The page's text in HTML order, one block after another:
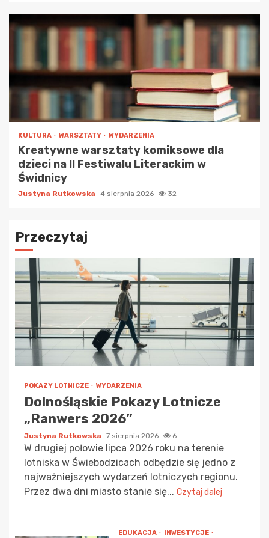
KULTURA WARSZTATY WYDARZENIA
Kreatywne warsztaty komiksowe dla
dzieci na II Festiwalu Literackim w
Świdnicy
Justyna Rutkowska 4 sierpnia 2026 32
Przeczytaj
POKAZY LOTNICZE WYDARZENIA
Dolnośląskie Pokazy Lotnicze
„Ranwers 2026”
Justyna Rutkowska 7 sierpnia 2026 6
W drugiej połowie lipca 2026 roku na terenie
lotniska w Świebodzicach odbędzie się jedno z
najważniejszych wydarzeń lotniczych regionu.
Przez dwa dni miasto stanie się... Czytaj dalej
EDUKACJA
INWESTYCJE